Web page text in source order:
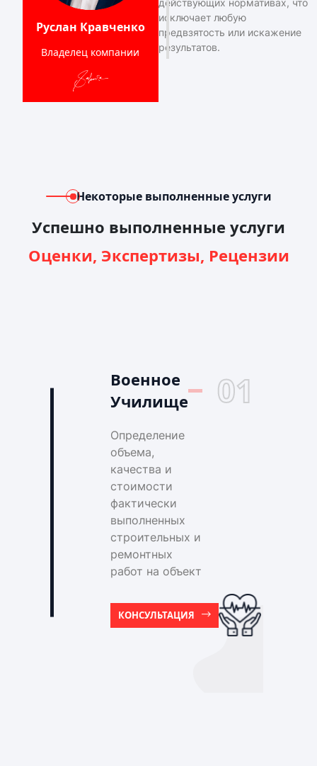
Руслан Кравченко
Владелец компании
действующих нормативах, что
исключает любую
предвзятость или искажение
результатов.
Некоторые выполненные услуги
Успешно выполненные услуги
Оценки, Экспертизы, Рецензии
Военное
Училище
01
Определение
объема,
качества и
стоимости
фактически
выполненных
строительных и
ремонтных
работ на объект
КОНСУЛЬТАЦИЯ